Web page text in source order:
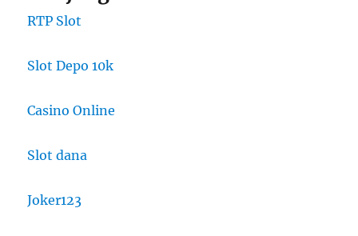
RTP Slot
Slot Depo 10k
Casino Online
Slot dana
Joker123